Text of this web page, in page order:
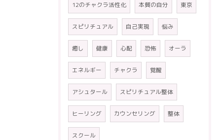
12のチャクラ活性化 本質の自分 東京
スピリチュアル 自己実現 悩み
癒し 健康 心配 恐怖 オーラ
エネルギー チャクラ 覚醒
アシュタール スピリチュアル整体
ヒーリング カウンセリング 整体
スクール